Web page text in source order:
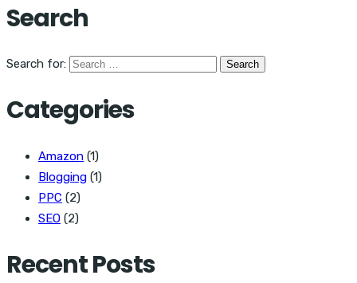
Search
Search for:
Categories
Amazon (1)
Blogging (1)
PPC (2)
SEO (2)
Recent Posts